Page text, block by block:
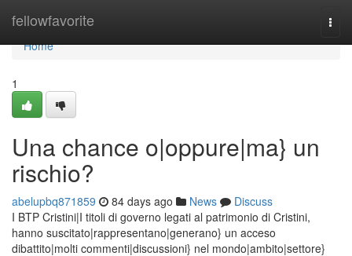
fellowfavorite
Home
Home
1
Una chance o|oppure|ma} un
rischio?
abelupbq871859 84 days ago News
Discuss
I BTP Cristini|I titoli di governo legati al patrimonio di Cristini,
hanno suscitato|rappresentano|generano} un acceso
dibattito|molti commenti|discussioni} nel mondo|ambito|settore}